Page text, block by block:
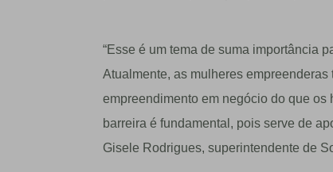
“Esse é um tema de suma importância
Atualmente, as mulheres
empreendimento em negócio do que
barreira é fundamental, pois serve de
Gisele Rodrigues, superintendente de